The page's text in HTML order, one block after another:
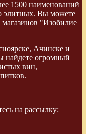
1500 наименований
элитных. Вы можете
магазинов "Изобилие
Ачинске и
найдете огромный
вин,
на рассылку: